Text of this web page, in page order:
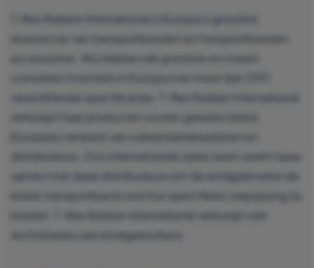
T-Rex Rubber International is Europa’s grootste
leverancier van transportbanden en transportbanden
accessoires. Wij hebben de grootste en meest
complete inventaris in Europa met meer dan 200
verschillende specificaties. T-Rex Rubber International
verkoopt haar producten via een geselecteerd
Europees netwerk van vulkanisatiebedrijven en
distributeurs. Ons internationale sales team werkt nauw
samen met deze distributeurs om de eindgebruiker de
beste transportband voor hun specifieke toepassing te
bieden. T-Rex Rubber International verkoopt niet
rechtstreeks aan eindgebruikers.